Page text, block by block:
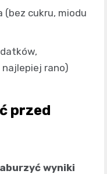
(bez cukru, miodu
najlepiej rano)
przed
wyniki